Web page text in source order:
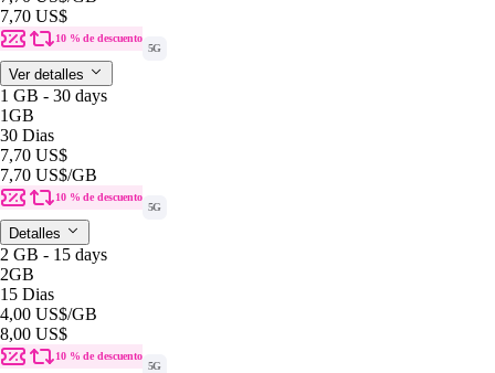
7,70 US$
10 % de descuento
5G
Ver detalles
1 GB - 30 days
1GB
30 Dias
7,70 US$
7,70 US$/GB
10 % de descuento
5G
Detalles
2 GB - 15 days
2GB
15 Dias
4,00 US$/GB
8,00 US$
10 % de descuento
5G